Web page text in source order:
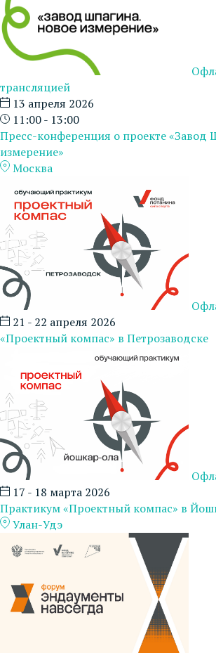
трансляцией
13 апреля 2026
11:00 - 13:00
Пресс-конференция о проекте «Завод
измерение»
Москва
21 - 22 апреля 2026
«Проектный компас» в Петрозаводске
17 - 18 марта 2026
Практикум «Проектный компас» в
Улан-Удэ